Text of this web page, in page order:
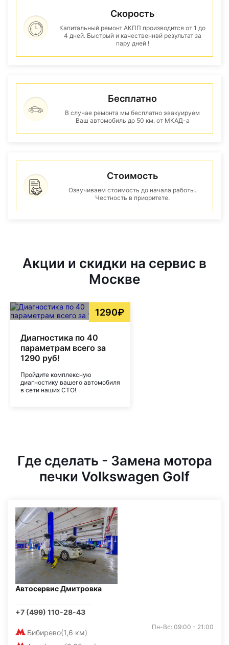
Скорость
Капитальный ремонт АКПП производится от 1 до
4 дней. Быстрый и качественнвй результат за
пару дней !
Бесплатно
В случае ремонта мы бесплатно эвакуируем
Ваш автомобиль до 50 км. от МКАД-а
Стоимость
Озвучиваем стоимость до начала работы.
Честность в приоритете.
Акции и скидки на сервис в
Москве
1290₽
Диагностика по 40
параметрам всего за
1290 руб!
Пройдите комплексную
диагностику вашего автомобиля
в сети наших СТО!
Где сделать - Замена мотора
печки Volkswagen Golf
Автосервис Дмитровка
+7 (499) 110-28-43
Бибирево(1,6 км)
Пн-Вс: 09:00 - 21:00